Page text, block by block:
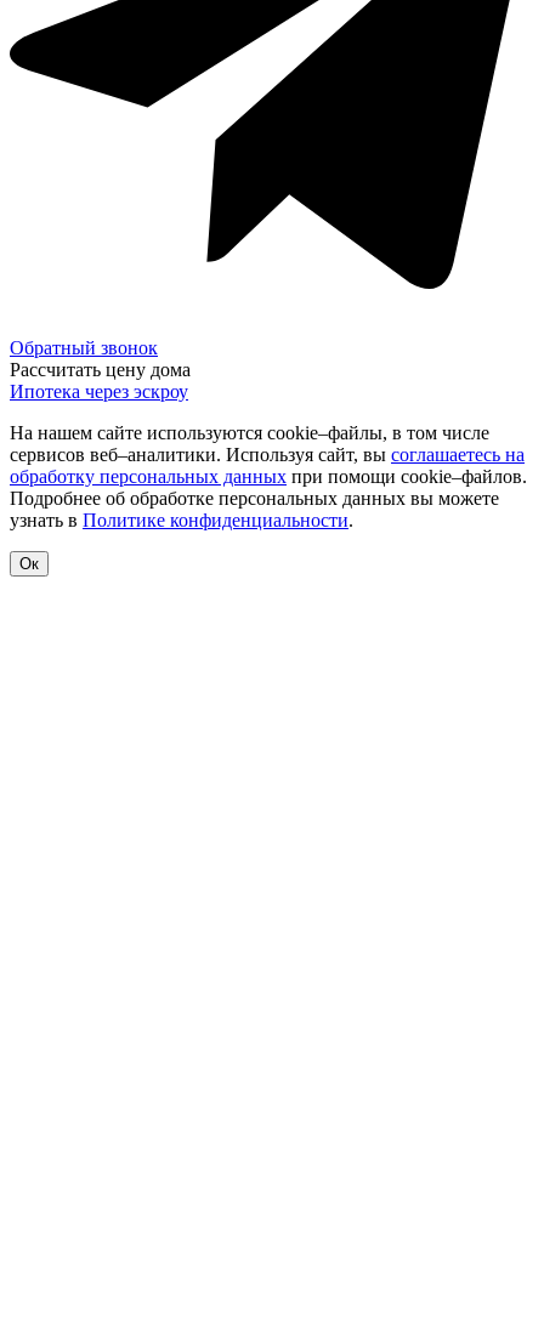
Обратный звонок
Рассчитать цену дома
Ипотека через эскроу
На нашем сайте используются cookie–файлы, в том числе
сервисов веб–аналитики. Используя сайт, вы соглашаетесь на
обработку персональных данных при помощи cookie–файлов.
Подробнее об обработке персональных данных вы можете
узнать в Политике конфиденциальности.
Ок